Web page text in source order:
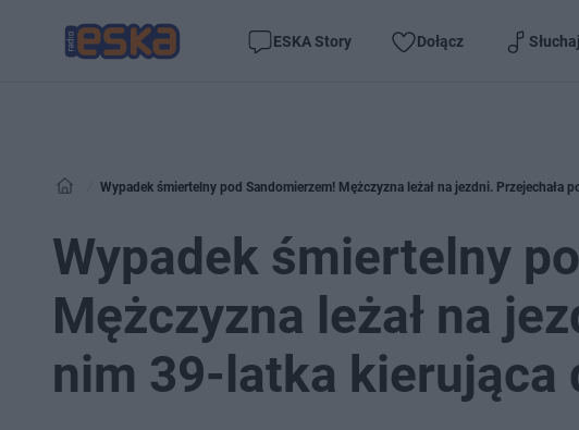
ESKA Story Dołącz Słuchaj
Wypadek śmiertelny pod Sandomierzem! Mężczyzna leżał na jezdni. Przejechała
Wypadek śmiertelny
Mężczyzna leżał na
nim 39-latka kierująca